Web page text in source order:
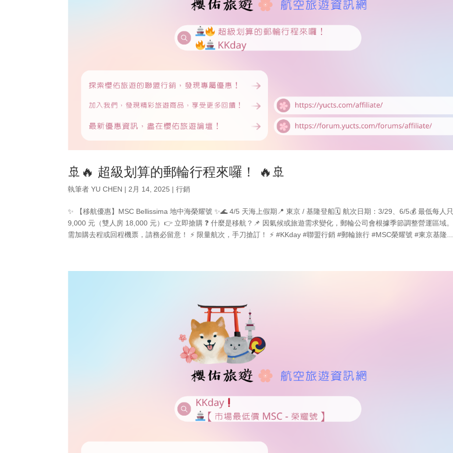
🚢🔥 超級划算的郵輪行程來囉！ 🔥🚢
執筆者YU CHEN | 2月 14, 2025 |行銷
✨ 【移航優惠】MSC Bellissima 地中海榮耀號 ✨🌊 4/5 天海上假期📍 東京 / 基隆登船🗓️ 航次日期：3/29、6/5💰 最低每人
9,000 元（雙人房 18,000 元）👉 立即搶購 ❓ 什麼是移航？📌 因氣候或旅遊需求變化，郵輪公司會根據季節調整營運區域
需加購去程或回程機票，請務必留意！ ⚡ 限量航次，手刀搶訂！ ⚡ #KKday #聯盟行銷 #郵輪旅行 #MSC榮耀號 #東京基隆...